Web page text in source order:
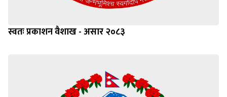
स्वतः प्रकाशन वैशाख - असार २०८३